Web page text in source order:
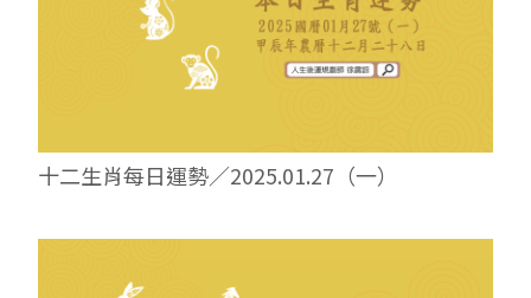
十二生肖每日運勢／2025.01.27（一）